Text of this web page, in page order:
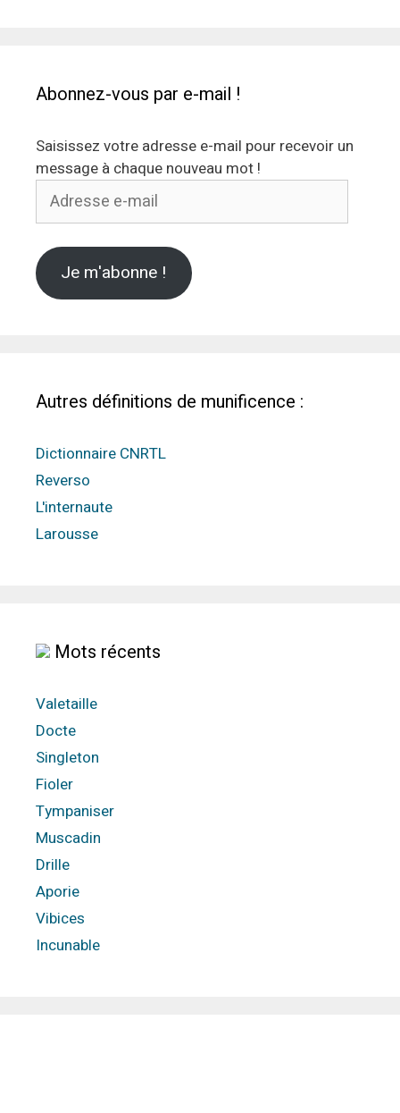
Abonnez-vous par e-mail !
Saisissez votre adresse e-mail pour recevoir un
message à chaque nouveau mot !
Adresse
Je m'abonne !
Autres définitions de munificence :
Dictionnaire CNRTL
Reverso
L'internaute
Larousse
Mots récents
Valetaille
Docte
Singleton
Fioler
Tympaniser
Muscadin
Drille
Aporie
Vibices
Incunable